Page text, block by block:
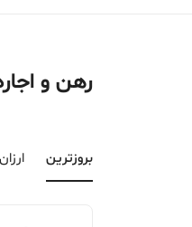
رهن و
بروزترین‌